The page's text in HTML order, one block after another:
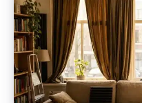
il
et
comment
faire
?